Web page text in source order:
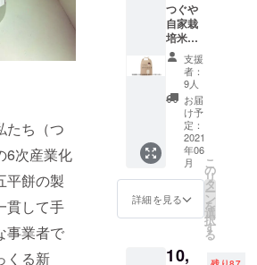
たち（つ
6次産業化
平餅の製
貫して手
事業者で
くる新
つぐや
自家栽
培米
10㎏
（ヒカ
リ新世
紀）、
お礼の
お手紙
つぐや
自慢の
自家栽
培米で
す。道
の駅し
予定の
支援
者：
9人
お届
け予
定：
2021
年06
月
詳細を見る
こ
の
リ
タ
ー
ン
を
選
択
す
る
10,